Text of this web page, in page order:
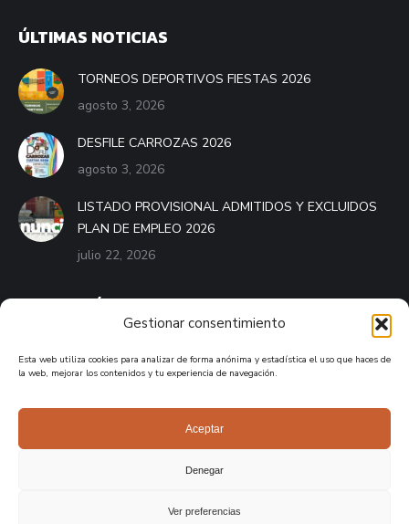
Gestionar consentimiento
Esta web utiliza cookies para analizar de forma anónima y estadística el uso que haces de
la web, mejorar los contenidos y tu experiencia de navegación.
Aceptar
Denegar
Ver preferencias
ÚLTIMAS NOTICIAS
TORNEOS DEPORTIVOS FIESTAS 2026
agosto 3, 2026
DESFILE CARROZAS 2026
agosto 3, 2026
LISTADO PROVISIONAL ADMITIDOS Y EXCLUIDOS
PLAN DE EMPLEO 2026
julio 22, 2026
BANDO MÓVIL
cualquier ayuntamiento de España una aplicación móvil